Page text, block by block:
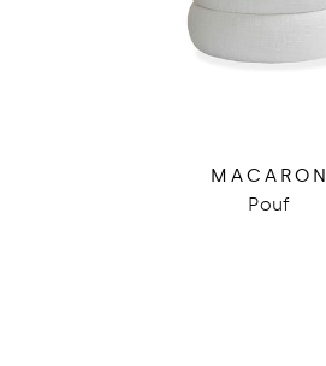
MACARON
Pouf